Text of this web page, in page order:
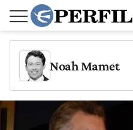
Noah Mamet